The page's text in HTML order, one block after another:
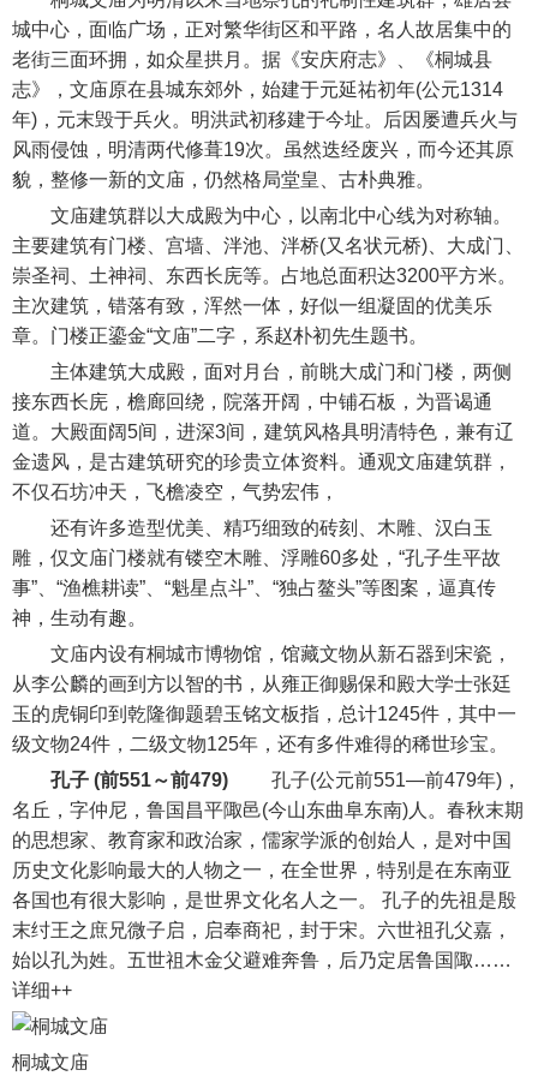
城中心，面临广场，正对繁华街区和平路，名人故居集中的
老街三面环拥，如众星拱月。据《安庆府志》、《桐城县
志》，文庙原在县城东郊外，始建于元延祐初年(公元1314
年)，元末毁于兵火。明洪武初移建于今址。后因屡遭兵火与
风雨侵蚀，明清两代修葺19次。虽然迭经废兴，而今还其原
貌，整修一新的文庙，仍然格局堂皇、古朴典雅。
文庙建筑群以大成殿为中心，以南北中心线为对称轴。
主要建筑有门楼、宫墙、泮池、泮桥(又名状元桥)、大成门、
崇圣祠、土神祠、东西长庑等。占地总面积达3200平方米。
主次建筑，错落有致，浑然一体，好似一组凝固的优美乐
章。门楼正鎏金“文庙”二字，系赵朴初先生题书。
主体建筑大成殿，面对月台，前眺大成门和门楼，两侧
接东西长庑，檐廊回绕，院落开阔，中铺石板，为晋谒通
道。大殿面阔5间，进深3间，建筑风格具明清特色，兼有辽
金遗风，是古建筑研究的珍贵立体资料。通观文庙建筑群，
不仅石坊冲天，飞檐凌空，气势宏伟，
还有许多造型优美、精巧细致的砖刻、木雕、汉白玉
雕，仅文庙门楼就有镂空木雕、浮雕60多处，“孔子生平故
事”、“渔樵耕读”、“魁星点斗”、“独占鳌头”等图案，逼真传
神，生动有趣。
文庙内设有桐城市博物馆，馆藏文物从新石器到宋瓷，
从李公麟的画到方以智的书，从雍正御赐保和殿大学士张廷
玉的虎铜印到乾隆御题碧玉铭文板指，总计1245件，其中一
级文物24件，二级文物125年，还有多件难得的稀世珍宝。
孔子 (前551～前479) 孔子(公元前551—前479年)，
名丘，字仲尼，鲁国昌平陬邑(今山东曲阜东南)人。春秋末期
的思想家、教育家和政治家，儒家学派的创始人，是对中国
历史文化影响最大的人物之一，在全世界，特别是在东南亚
各国也有很大影响，是世界文化名人之一。 孔子的先祖是殷
末纣王之庶兄微子启，启奉商祀，封于宋。六世祖孔父嘉，
始以孔为姓。五世祖木金父避难奔鲁，后乃定居鲁国陬……
详细++
桐城文庙